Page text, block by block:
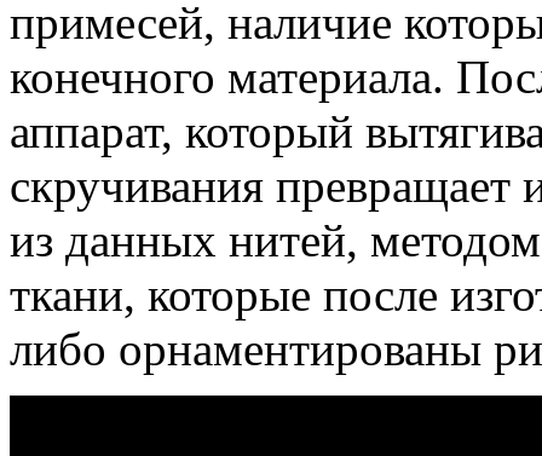
примесей, наличие
конечного материала.
аппарат, который
скручивания превращает
из данных нитей, методом
ткани, которые после
либо орнаментированы